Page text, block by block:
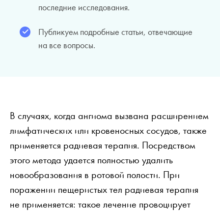
последние исследования.
Публикуем подробные статьи, отвечающие
на все вопросы.
В случаях, когда ангиома вызвана расширением
лимфатических или кровеносных сосудов, также
применяется радиевая терапия. Посредством
этого метода удается полностью удалить
новообразования в ротовой полости. При
поражении пещеристых тел радиевая терапия
не применяется: такое лечение провоцирует